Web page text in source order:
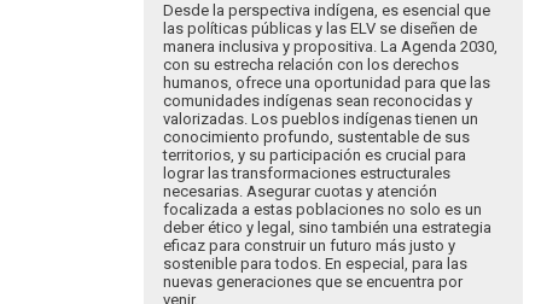
Desde la perspectiva indígena, es esencial que
las políticas públicas y las ELV se diseñen de
manera inclusiva y propositiva. La Agenda 2030,
con su estrecha relación con los derechos
humanos, ofrece una oportunidad para que las
comunidades indígenas sean reconocidas y
valorizadas. Los pueblos indígenas tienen un
conocimiento profundo, sustentable de sus
territorios, y su participación es crucial para
lograr las transformaciones estructurales
necesarias. Asegurar cuotas y atención
focalizada a estas poblaciones no solo es un
deber ético y legal, sino también una estrategia
eficaz para construir un futuro más justo y
sostenible para todos. En especial, para las
nuevas generaciones que se encuentra por
venir.